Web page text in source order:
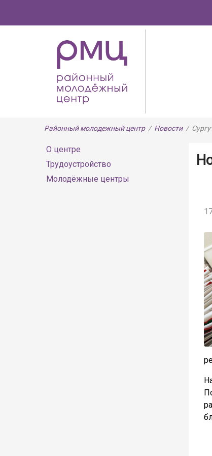
Районный молодежный центр / Новости /
О центре
Трудоустройство
Молодёжные центры